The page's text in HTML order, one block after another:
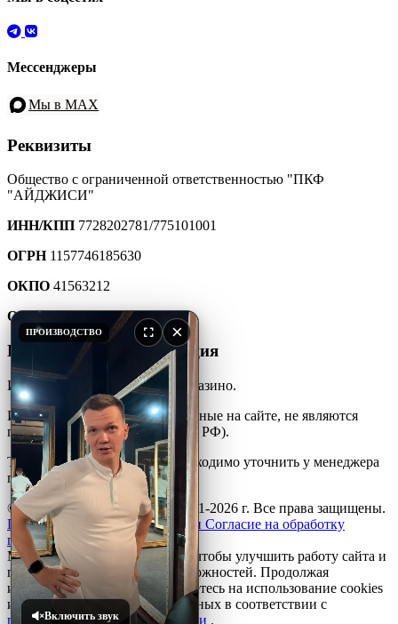
Мессенджеры
Мы в MAX
Реквизиты
Общество с ограниченной ответственностью "ПКФ
"АЙДЖИСИ"
ИНН/КПП 7728202781/775101001
ОГРН1157746185630
ОКПО 41563212
ОКТМО45907000000
Юридическая информация
Интернет-каталог мебели для казино.
Информация и цены, размещенные на сайте, не являются
публичной офертой (ст. 427 ГК РФ).
Точную стоимость товара необходимо уточнить у менеджера
по телефону.
© ООО «ПКФ»АйДжиСи» 2001-2026 г. Все права защищены.
Политика конфиденциальности Согласие на обработку
персональных данных
Мы используем файлы
cookie , чтобы улучшить работу сайта и
предоставить вам больше возможностей. Продолжая
использовать сайт, вы соглашаетесь на использование cookies
и обработку персональных данных в соответствии с
политикой конфиденциальности .
ПРОИЗВОДСТВО ×
Включить звук